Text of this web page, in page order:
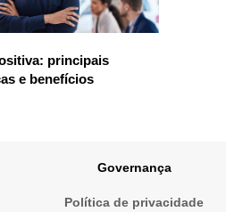
principais
e benefícios
Governança
Política de privacidade